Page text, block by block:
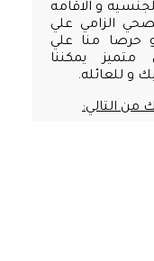
و الاقامه
الزامي علي
حرصا منا علي
يمكننا
و للعائله.
من التالي: